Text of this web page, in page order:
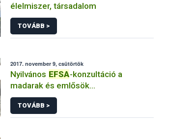
élelmiszer, társadalom
TOVÁBB >
2017. november 9, csütörtök
Nyilvános EFSA-konzultáció a
madarak és emlősök
kockázatértékeléséről
TOVÁBB >